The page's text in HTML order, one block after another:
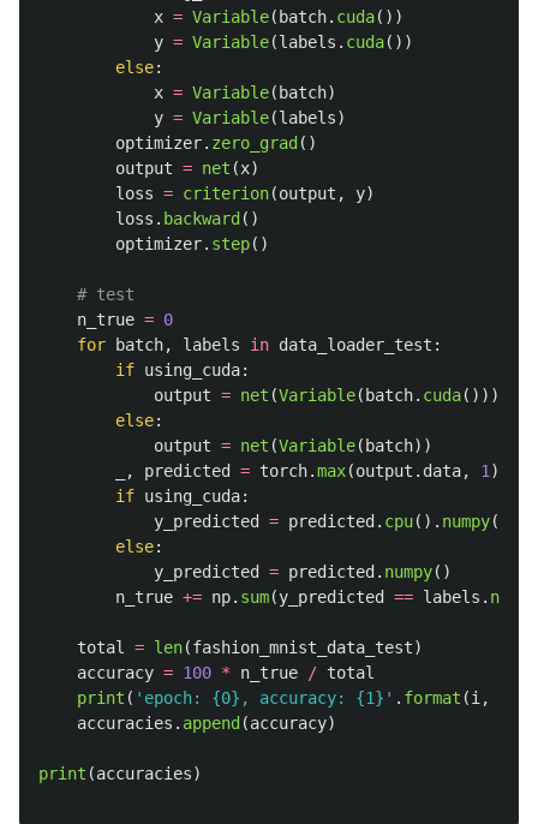
x = Variable( batch. cuda())
y = Variable(labels . cuda())
else:
x = Variable( batch)
y = Variable(labels)
optimizer. zero_grad ()
output = net (x)
loss = criterion(output , y)
loss . backward ()
optimizer. step()
n_true = 0
for
batch, labels in data_loader_test :
if using_cuda:
output = net (Variable( batch. cuda()))
else:
output = net (Variable( batch))
, predicted = torch.max(output . data, 1 )
if using_cuda:
y_predicted
= predicted . cpu(). numpy()
else:
y_predicted
= predicted . numpy()
n_true += np. sum(y_predicted == labels . numpy
total = len(fashion_mnist_data_test)
accuracy = 100 * n_true / total
print ( ' epoch: {0}, accuracy: {1} ' . format (i ,
accuracies . append (accuracy)
print (accuracies)